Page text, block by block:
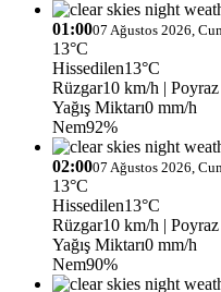
01:0007 Ağustos 2026,
13°C
Hissedilen13°C
Rüzgar10 km/h |
Yağış Miktarı0 mm/h
Nem92%
02:0007 Ağustos 2026,
13°C
Hissedilen13°C
Rüzgar10 km/h |
Yağış Miktarı0 mm/h
Nem90%